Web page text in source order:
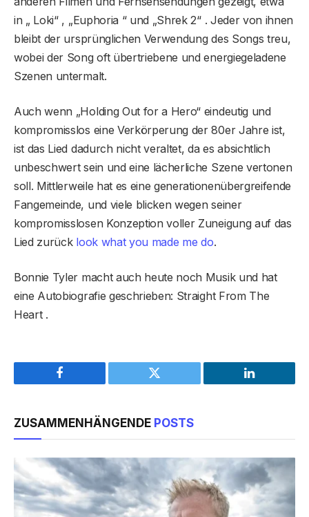
in „ Loki“ , „Euphoria “ und „Shrek 2“ . Jeder von ihnen
bleibt der ursprünglichen Verwendung des Songs treu,
wobei der Song oft übertriebene und energiegeladene
Szenen untermalt.
Auch wenn „Holding Out for a Hero“ eindeutig und
kompromisslos eine Verkörperung der 80er Jahre ist,
ist das Lied dadurch nicht veraltet, da es absichtlich
unbeschwert sein und eine lächerliche Szene vertonen
soll. Mittlerweile hat es eine generationenübergreifende
Fangemeinde, und viele blicken wegen seiner
kompromisslosen Konzeption voller Zuneigung auf das
Lied zurück look what you made me do.
Bonnie Tyler macht auch heute noch Musik und hat
eine Autobiografie geschrieben: Straight From The
Heart .
Facebook Twitter LinkedIn
ZUSAMMENHÄNGENDE POSTS